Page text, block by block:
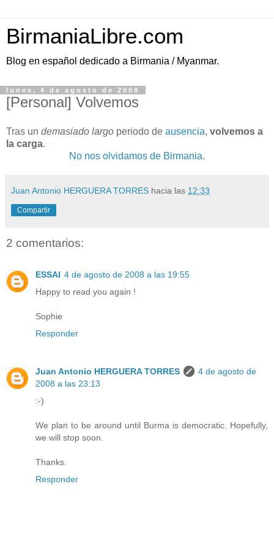
BirmaniaLibre.com
Blog en español dedicado a Birmania / Myanmar.
lunes, 4 de agosto de 2008
[Personal] Volvemos
Tras un demasiado largo periodo de ausencia, volvemos a
la carga.
No nos olvidamos de Birmania.
Juan Antonio HERGUERA TORRES hacia las 12:33
Compartir
2 comentarios:
ESSAI 4 de agosto de 2008 a las 19:55
Happy to read you again !
Sophie
Responder
Juan Antonio HERGUERA TORRES
4 de agosto de
2008 a las 23:13
:-)
We plan to be around until Burma is democratic. Hopefully,
we will stop soon.
Thanks.
Responder